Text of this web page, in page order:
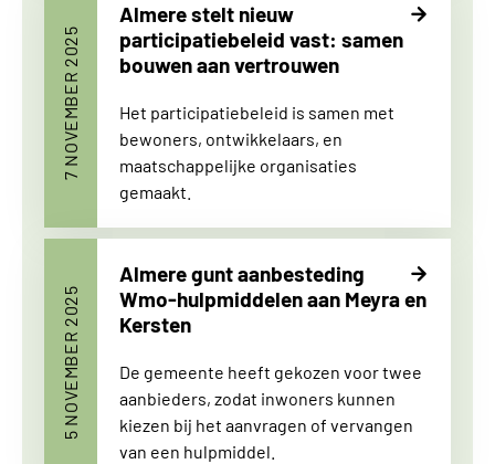
Almere stelt nieuw
participatiebeleid vast: samen
bouwen aan vertrouwen
7 NOVEMBER 2025
Het participatiebeleid is samen met
bewoners, ontwikkelaars, en
maatschappelijke organisaties
gemaakt.
Almere gunt aanbesteding
Wmo-hulpmiddelen aan Meyra en
Kersten
5 NOVEMBER 2025
De gemeente heeft gekozen voor twee
aanbieders, zodat inwoners kunnen
kiezen bij het aanvragen of vervangen
van een hulpmiddel.